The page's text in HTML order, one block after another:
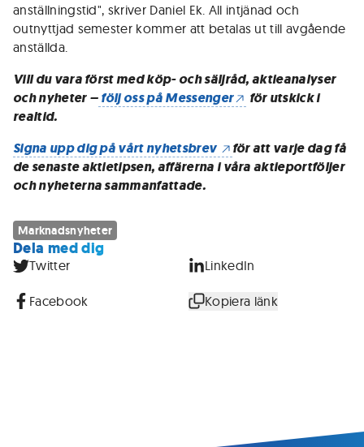
anställningstid", skriver Daniel Ek. All intjänad och
outnyttjad semester kommer att betalas ut till avgående
anställda.
Vill du vara först med köp- och säljråd, aktieanalyser
och nyheter –följ oss på Messenger
för utskick i
realtid.
Signa upp dig på vårt nyhetsbrev
för att varje dag få
de senaste aktietipsen, affärerna i våra aktieportföljer
och nyheterna sammanfattade.
Marknadsnyheter
Dela med dig
Twitter LinkedIn
Facebook Kopiera länk